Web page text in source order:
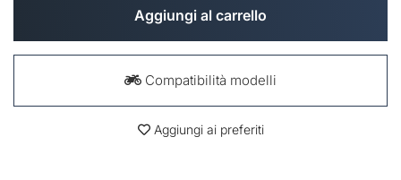
Aggiungi al carrello
Compatibilità modelli
Aggiungi ai preferiti